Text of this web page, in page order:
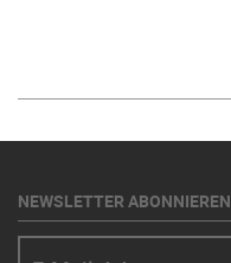
NEWSLETTER ABONNIEREN